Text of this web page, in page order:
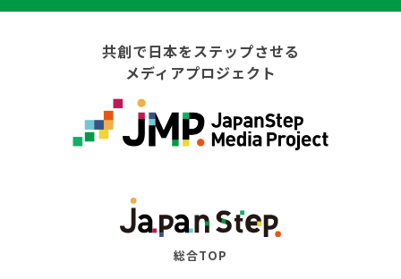
共創で日本をステップさせる
メディアプロジェクト
総合TOP